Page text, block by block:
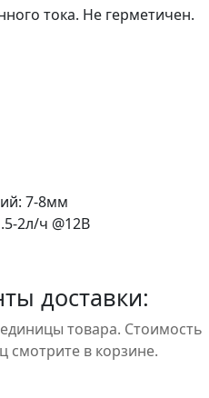
тока. Не герметичен.
7-8мм
2л/ч @12В
доставки:
товара. Стоимость
смотрите в корзине.